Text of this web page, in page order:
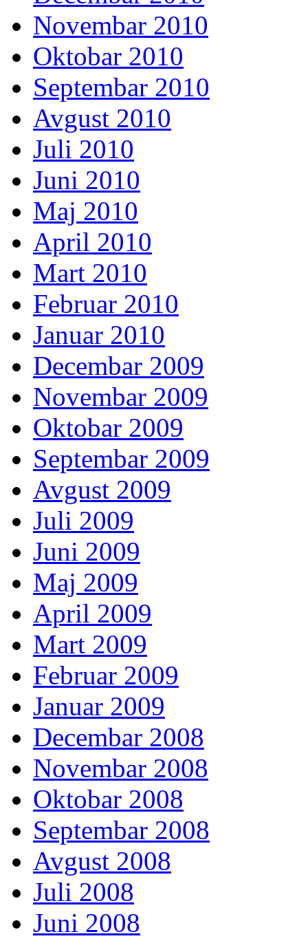
Novembar 2010
Oktobar 2010
Septembar 2010
Avgust 2010
Juli 2010
Juni 2010
Maj 2010
April 2010
Mart 2010
Februar 2010
Januar 2010
Decembar 2009
Novembar 2009
Oktobar 2009
Septembar 2009
Avgust 2009
Juli 2009
Juni 2009
Maj 2009
April 2009
Mart 2009
Februar 2009
Januar 2009
Decembar 2008
Novembar 2008
Oktobar 2008
Septembar 2008
Avgust 2008
Juli 2008
Juni 2008